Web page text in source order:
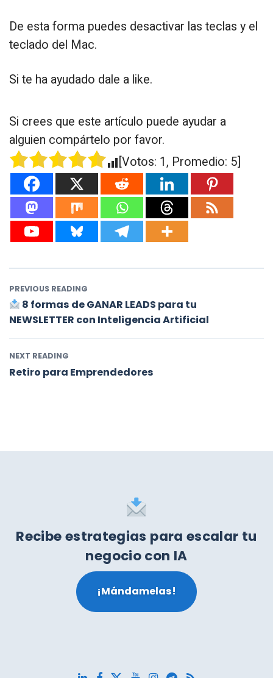
De esta forma puedes desactivar las teclas y el
teclado del Mac.
Si te ha ayudado dale a like.
Si crees que este artículo puede ayudar a
alguien compártelo por favor.
[Votos: 1 , Promedio: 5
PREVIOUS READING
8 formas de GANAR LEADS para tu
NEWSLETTER con Inteligencia Artificial
NEXT READING
Retiro para Emprendedores
Recibe estrategias para escalar tu
negocio con IA
¡Mándamelas!